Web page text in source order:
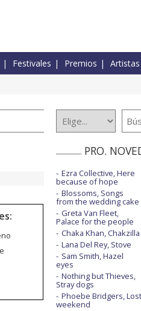
Festivales Premios Artistas
PRO.
Ezra Collective, Here
because of hope
Blossoms, Songs
from the wedding cake
Greta Van Fleet,
Palace for the people
Chaka Khan, Chakzilla
Lana Del Rey, Stove
Sam Smith, Hazel
eyes
Nothing but Thieves,
Stray dogs
Phoebe Bridgers, Lost
weekend